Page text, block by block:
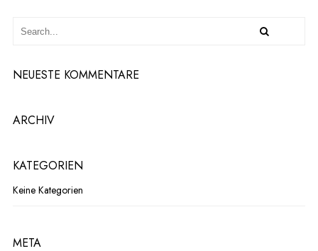
NEUESTE KOMMENTARE
ARCHIV
KATEGORIEN
Keine Kategorien
META